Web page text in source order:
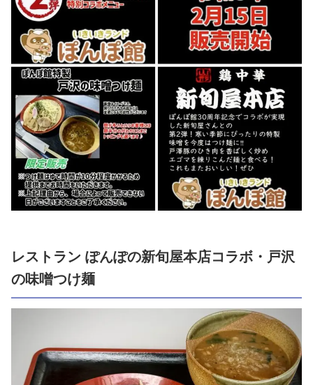
レストラン ぽんぽの新旬屋本店コラボ・戸沢
の味噌つけ麺